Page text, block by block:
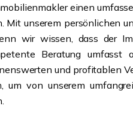
einen
Mit unserem persönlichen
wir wissen, dass der
Beratung umfasst
und profitablen
um von unserem